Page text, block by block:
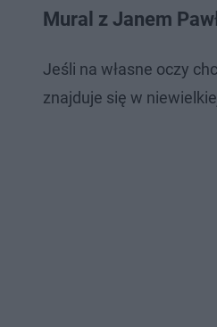
Mural z Janem
Jeśli na własne oczy
znajduje się w